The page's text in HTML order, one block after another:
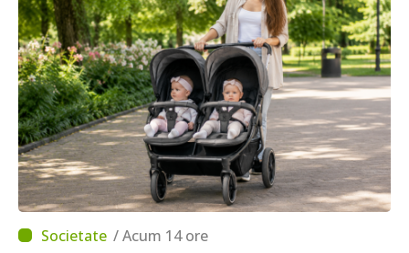
/ Acum 14 ore